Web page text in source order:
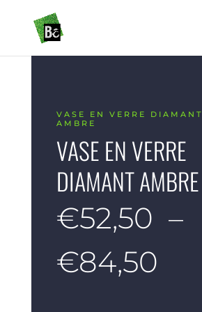
VASE EN VERRE DIAMANT
AMBRE
VASE EN VERRE
DIAMANT AMBRE
€52,50 –
€84,50